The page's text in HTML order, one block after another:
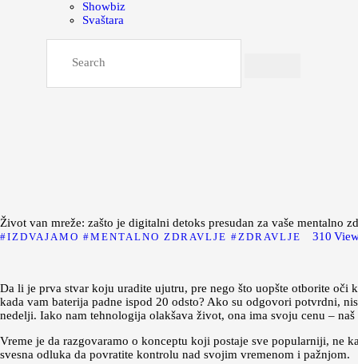
Showbiz
Svaštara
Život van mreže: zašto je digitalni detoks presudan za vaše mentalno
IZDVAJAMO MENTALNO ZDRAVLJE ZDRAVLJE 310
Da li je prva stvar koju uradite ujutru, pre nego što uopšte otborite oči
kada vam baterija padne ispod 20 odsto? Ako su odgovori potvrdni,
nedelji. Iako nam tehnologija olakšava život, ona ima svoju cenu –
Vreme je da razgovaramo o konceptu koji postaje sve popularniji, ne
svesna odluka da povratite kontrolu nad svojim vremenom i pažnjom.